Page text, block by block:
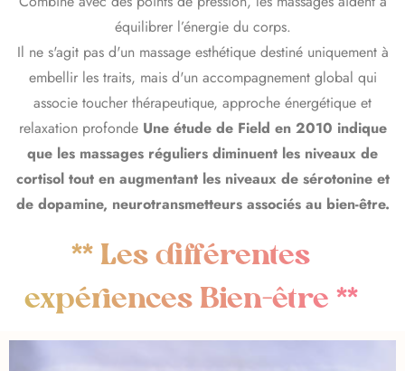
équilibrer l’énergie du corps.
Il ne s'agit pas d'un massage esthétique destiné uniquement à
embellir les traits, mais d'un accompagnement global qui
associe toucher thérapeutique, approche énergétique et
relaxation profonde Une étude de Field en 2010 indique
que les massages réguliers diminuent les niveaux de
cortisol tout en augmentant les niveaux de sérotonine et
de dopamine, neurotransmetteurs associés au bien-être.
** Les différentes
expériences Bien-être **